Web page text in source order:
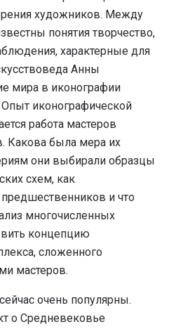
художников. Между
понятия творчество,
характерные для
Анны
мира в иконографии
иконографической
работа мастеров
Какова была мера их
они выбирали образцы
схем, как
и что
многочисленных
концепцию
сложенного
мастеров.
очень популярны.
о Средневековье